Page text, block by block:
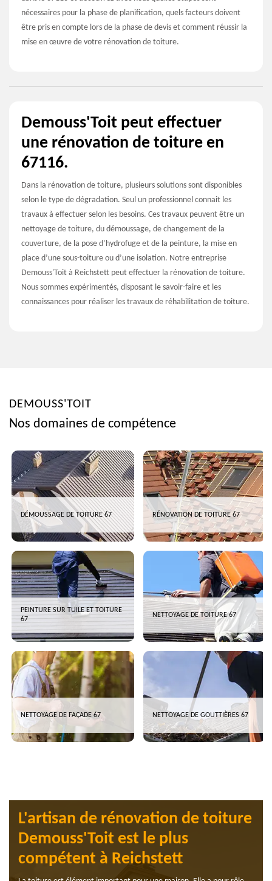
nécessaires pour la phase de planification, quels facteurs doivent
être pris en compte lors de la phase de devis et comment réussir la
mise en œuvre de votre rénovation de toiture.
Demouss'Toit peut effectuer
une rénovation de toiture en
67116.
Dans la rénovation de toiture, plusieurs solutions sont disponibles
selon le type de dégradation. Seul un professionnel connait les
travaux à effectuer selon les besoins. Ces travaux peuvent être un
nettoyage de toiture, du démoussage, de changement de la
couverture, de la pose d’hydrofuge et de la peinture, la mise en
place d’une sous-toiture ou d’une isolation. Notre entreprise
Demouss'Toit à Reichstett peut effectuer la rénovation de toiture.
Nous sommes expérimentés, disposant le savoir-faire et les
connaissances pour réaliser les travaux de réhabilitation de toiture.
DEMOUSS'TOIT
Nos domaines de compétence
DÉMOUSSAGE DE TOITURE 67 RÉNOVATION DE TOITURE 67
PEINTURE SUR TUILE ET TOITURE
67
NETTOYAGE DE TOITURE 67
NETTOYAGE DE FAÇADE 67 NETTOYAGE DE GOUTTIÈRES 67
L'artisan de rénovation de toiture
Demouss'Toit est le plus
compétent à Reichstett